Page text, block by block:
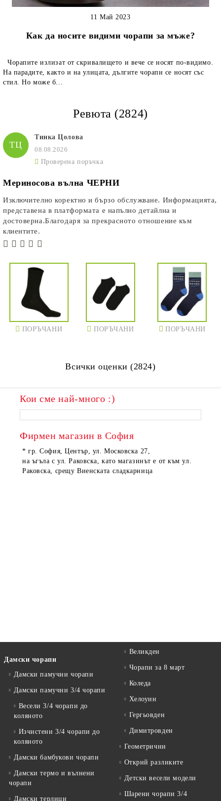
Как да носите видими чорапи за мъже?
11 Май 2023
Чорапите излизат от скривалището и вече се носят по-видимо.
На парадите, както и на улицата, дългите чорапи се носят със
стил. Но може б...
Ревюта (2824)
ТЦ
Тинка Цолова
08.08.2026
Проверена поръчка
Мериносова вълна ЧЕРНИ
Изключително коректно и бързо обслужване. Информацията,
представена в платформата е напълно детайлна и
достоверна.Благодаря за прекрасното отношение към
клиентите.
ПОРЪЧАНИ ПОРЪЧАНИ ПОРЪЧАНИ
ПОРЪЧАНИ
Всички оценки (2824)
Кои сме най-много :)
Фирмен магазин в София
* гр. София, Център, ул. Московска 27,
на ъгъла с ул. Раковска, като магазинът е от към ул.
Раковска, срещу Виенската сладкарница
Дамски чорапи
Дамски памучни чорапи
Дамски памучни 3/4 чорапи
Весели 3/4 чорапи до
коляното
Изчистени 3/4 чорапи до
коляното
Дамски бамбукови чорапи
Дамски термо и вълнени
чорапи
Дамски терлици
Великден
Чорапи за 8 март
Коледа
Хелоуин
Гергьовден
Димитровден
Геометрични
Открий разликите
Детски весели модели
Шарени чорапи 3/4